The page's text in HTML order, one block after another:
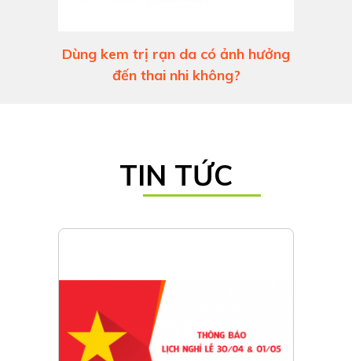
Dùng kem trị rạn da có ảnh hưởng
đến thai nhi không?
TIN TỨC